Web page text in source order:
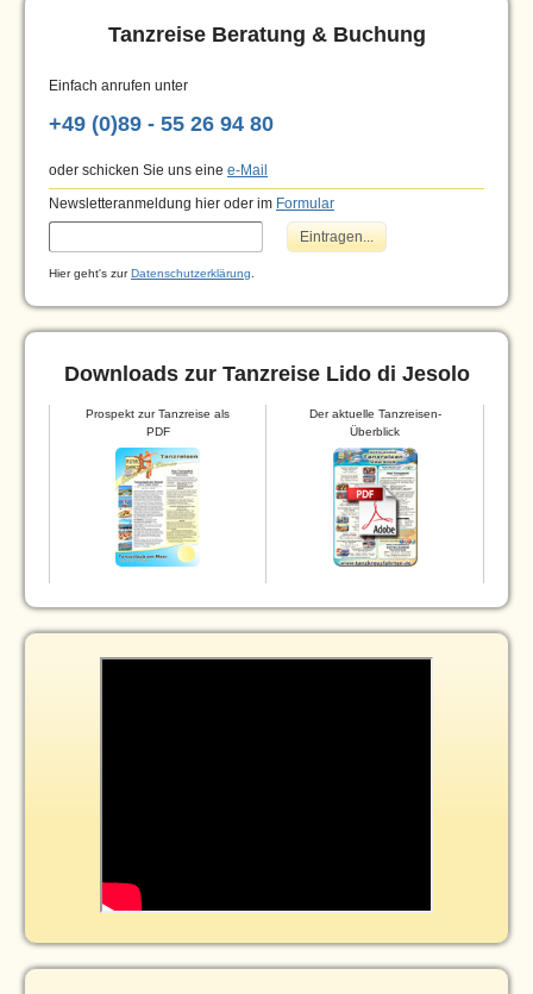
Tanzreise Beratung & Buchung
Einfach anrufen unter
+49 (0)89 - 55 26 94 80
oder schicken Sie uns eine e-Mail
Newsletteranmeldung hier oder im Formular
Hier geht's zurDatenschutzerklärung.
Downloads zur Tanzreise Lido di Jesolo
Prospekt zur Tanzreise als
PDF
Der aktuelle Tanzreisen-
Überblick